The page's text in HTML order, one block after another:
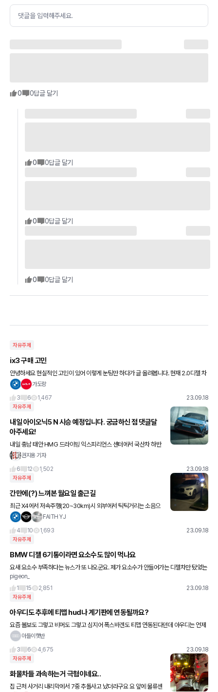
댓글을 입력해주세요.
0 0답글 달기
0 0답글 달기
0 0답글 달기
0 0답글 달기
자유주제
ix3 구매 고민
안녕하세요 현실적인 고민이 있어 이렇게 눈팅만 하다가 글 올려봅니다. 현재 2.0디젤 차
량을 운행중에 있구여 왕복 64km 정도 출퇴근 하고 있습니다 차가 굉장히 막히는 시간
가도랑
3
6 1,467 23.09.18
자유주제
내일 아이오닉5 N 시승 예정입니다. 궁금하신 점 댓글달
아주세요!
내일 충남 태안 HMG 드라이빙 익스피리언스 센터에서 국산차 하반
기 최대 기대작(?)아이오닉5 N 시승 예정입니다. 코스는 다목적 주행
권지용 기자
6
12 1,502 23.09.18
자유주제
간만에(?) 느껴본 월요일 출근길
최근 X4에서 저속주행(20~30km)시 외부에서 틱틱거리는 소음으
로 구로 서비스센터에 입고하고 돌아왔습니다. 아무 생각없이 월요일
FAITH YJ
4
10 1,693 23.09.18
자유주제
BMW 디젤 6기통이라면 요소수도 많이 먹나요
요새 요소수 부족하다는 뉴스가 또 나오군요. 제가 요소수가 안들어가는 디젤차만 탔었는
데 체감이 잘 안되어요. 비엠 디젤 30d 6기통 이라도 한 번 채우면 그래도 걱정없이 몇천
Km 는 탈수있죠,
pigeon_
1
15 2,851 23.09.18
자유주제
아우디도 추후에 티맵 hud나 계기판에 연동될까요?
요즘 볼보도 그렇고 비머도 그렇고 심지어 폭스바겐도 티맵 연동된다던데 아우디는 언제
쯤 가능할까요..? 소프트웨어 업데이트로만 될지 아니면 부품교체나 나중에 차를 바꿔야
아들이햇반
3
6 4,675 23.09.18
자유주제
화물차들 과속하는거 극혐이네요..
집 근처 사거리 내리막에서 7중 추돌사고 났더라구요 요 앞에 물류센